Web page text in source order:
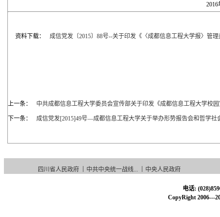
资料下载： 成信党发〔2015〕88号--关于印发《〈成都信息工程大学报〉管
上一条： 中共成都信息工程大学委员会宣传部关于印发《成都信息工程大学校
下一条： 成信党发[2015]49号—成都信息工程大学关于举办形势报告会和哲学
四川省人民政府 中共中央统一战线... 中央人民政府
电话:
CopyRight 2006---